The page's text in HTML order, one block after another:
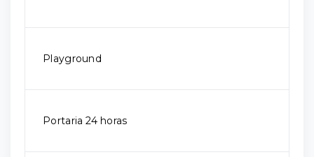
Playground
Portaria 24 horas